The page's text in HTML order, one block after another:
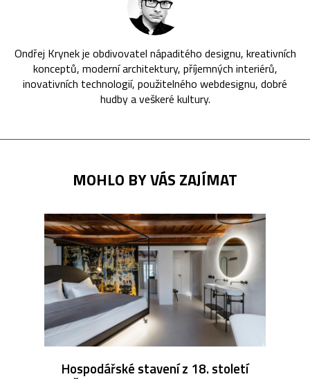
Ondřej Krynek je obdivovatel nápaditého designu, kreativních
konceptů, moderní architektury, příjemných interiérů,
inovativních technologií, použitelného webdesignu, dobré
hudby a veškeré kultury.
MOHLO BY VÁS ZAJÍMAT
Hospodářské stavení z 18. století